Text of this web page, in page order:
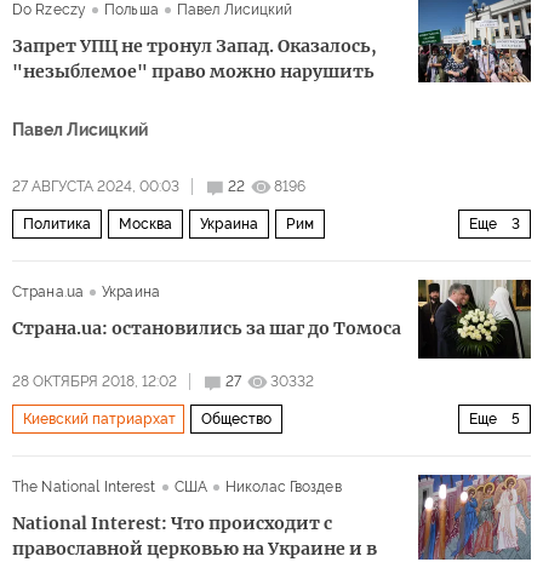
Do Rzeczy Польша Павел Лисицкий
Запрет УПЦ не тронул Запад. Оказалось,
"незыблемое" право можно нарушить
Павел Лисицкий
27 АВГУСТА 2024, 00:03 22 8196
Еще 3
Политика Москва Украина Рим
Страна.ua Украина
Страна.ua: остановились за шаг до Томоса
28 ОКТЯБРЯ 2018, 12:02 27 30332
Еще 5
Киевский патриархат Общество
The National Interest США Николас Гвоздев
National Interest: Что происходит с
православной церковью на Украине и в